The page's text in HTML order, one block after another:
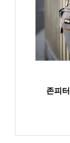
존피